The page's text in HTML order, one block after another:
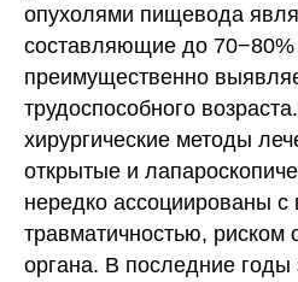
опухолями пищевода
составляющие до 70−80%
преимущественно
трудоспособного
хирургические методы
открытые и
нередко ассоциированы с
травматичностью, риском
органа. В последние годы